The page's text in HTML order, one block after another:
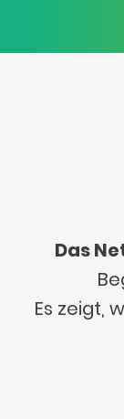
Das
Es zeigt,